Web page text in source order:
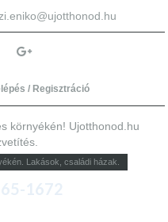
/ Regisztráció
Lakások, családi házak.
1672